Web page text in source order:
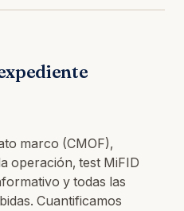
marco (CMOF),
operación, test MiFID
y todas las
Cuantificamos